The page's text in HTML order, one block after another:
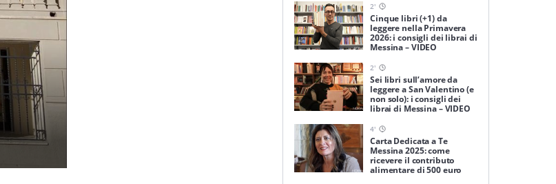
2'
Cinque libri (+1) da
leggere nella Primavera
2026: i consigli dei librai di
Messina – VIDEO
2'
Sei libri sull’amore da
leggere a San Valentino (e
non solo): i consigli dei
librai di Messina – VIDEO
4'
Carta Dedicata a Te
Messina 2025: come
ricevere il contributo
alimentare di 500 euro